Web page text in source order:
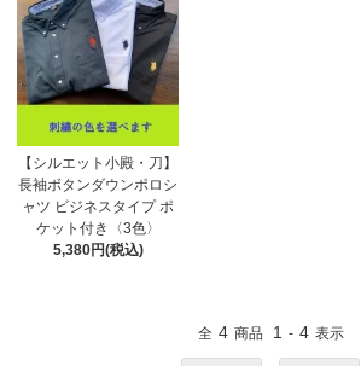
【シルエット小殿・刀】
長袖ボタンダウンポロシ
ャツ ビジネスタイプ ポ
ケット付き〈3色〉
5,380円(税込)
全 4 商品 1 - 4 表示